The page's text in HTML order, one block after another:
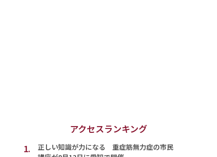
アクセスランキング
1.
正しい知識が力になる 重症筋無力症の市民